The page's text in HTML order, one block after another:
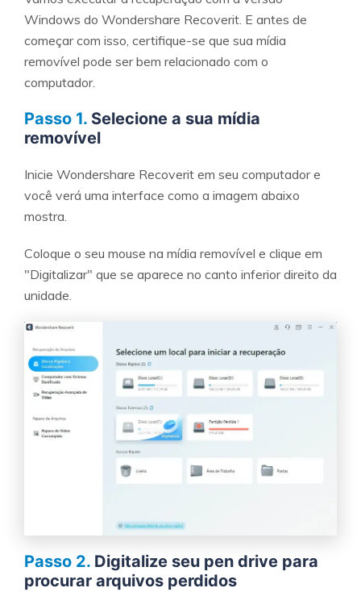
Reparo de fotos com IA
Repare suas fotos, melhore a qualidade e restaure
momentos preciosos com uma solução baseada em
Vamos lá
Teste Online
Windows do Wondershare Recoverit. E antes de
começar com isso, certifique-se que sua mídia
removível pode ser bem relacionado com o
computador.
Passo 1. Selecione a sua mídia
removível
Inicie Wondershare Recoverit em seu computador e
você verá uma interface como a imagem abaixo
mostra.
Coloque o seu mouse na mídia removível e clique em
"Digitalizar" que se aparece no canto inferior direito da
unidade.
Passo 2. Digitalize seu pen drive para
procurar arquivos perdidos